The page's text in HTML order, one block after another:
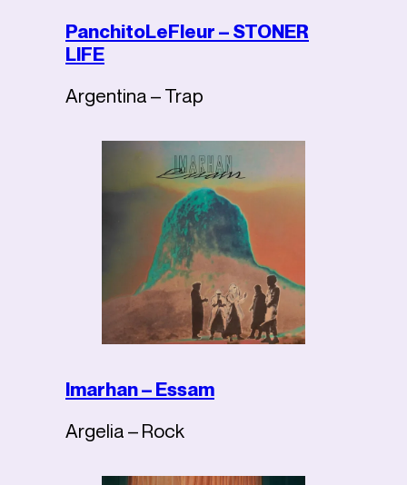
PanchitoLeFleur – STONER
LIFE
Argentina – Trap
Imarhan – Essam
Argelia – Rock